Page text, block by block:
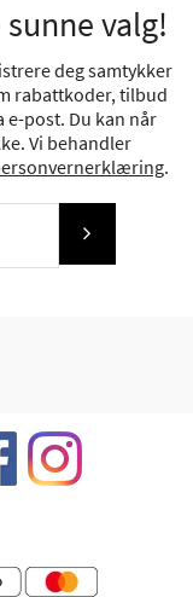
valg!
deg samtykker
rabattkoder, tilbud
post. Du kan når
Vi behandler
.